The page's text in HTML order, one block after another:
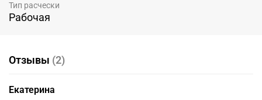
Тип расчески
Рабочая
Отзывы (2)
Екатерина